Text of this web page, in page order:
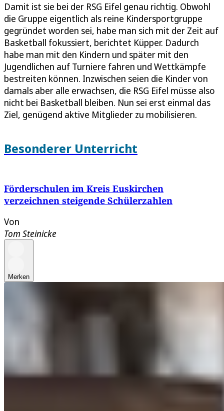
Damit ist sie bei der RSG Eifel genau richtig. Obwohl
die Gruppe eigentlich als reine Kindersportgruppe
gegründet worden sei, habe man sich mit der Zeit auf
Basketball fokussiert, berichtet Küpper. Dadurch
habe man mit den Kindern und später mit den
Jugendlichen auf Turniere fahren und Wettkämpfe
bestreiten können. Inzwischen seien die Kinder von
damals aber alle erwachsen, die RSG Eifel müsse also
nicht bei Basketball bleiben. Nun sei erst einmal das
Ziel, genügend aktive Mitglieder zu mobilisieren.
Besonderer Unterricht
Förderschulen im Kreis Euskirchen
verzeichnen steigende Schülerzahlen
Von
Tom Steinicke
Merken